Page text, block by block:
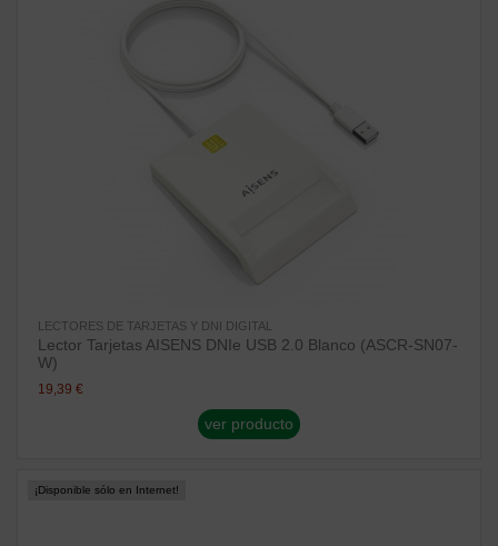
LECTORES DE TARJETAS Y DNI DIGITAL
Lector Tarjetas AISENS DNIe USB 2.0 Blanco (ASCR-SN07-
W)
19,39 €
ver producto
¡Disponible sólo en Internet!